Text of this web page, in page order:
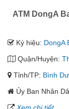
ATM DongA
Ký hiệu: DongA
Quận/Huyện:
Tỉnh/TP: Bình
Ủy Ban Nhân